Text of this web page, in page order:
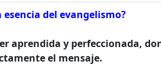
del evangelismo?
aprendida y perfeccionada,
el mensaje.